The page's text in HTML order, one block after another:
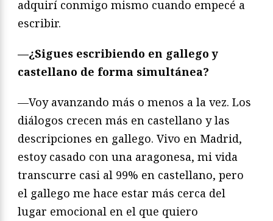
adquirí conmigo mismo cuando empecé a
escribir.
—¿Sigues escribiendo en gallego y
castellano de forma simultánea?
—Voy avanzando más o menos a la vez. Los
diálogos crecen más en castellano y las
descripciones en gallego. Vivo en Madrid,
estoy casado con una aragonesa, mi vida
transcurre casi al 99% en castellano, pero
el gallego me hace estar más cerca del
lugar emocional en el que quiero